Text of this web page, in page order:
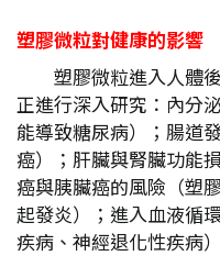
塑膠微粒對健康的影響
塑膠微粒進入人體
正進行深入研究：內分
能導致糖尿病）；腸道
癌）；肝臟與腎臟功能
癌與胰臟癌的風險（塑
起發炎）；進入血液循
疾病、神經退化性疾病）